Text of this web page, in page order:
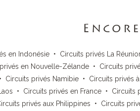
en Indonésie• Circuits privés La
en Nouvelle-Zélande • Circuits
Circuits privés Namibie • Circuits privés
• Circuits privés en France• Circuits
privés aux Philippines • Circuits